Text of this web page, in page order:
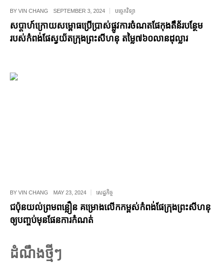
BY VIN CHANG SEPTEMBER 3, 2024 បច្ចេកវិទ្យា
សប្តាហ៍ក្រោយសម្ពោធប្រើប្រាស់ផ្លូវការចំណតផែកុងតឺន័របន្ថែម
របស់កំពង់ផែស្វយ័តក្រុងព្រះសីហនុ តម្លៃ៧៦០លានដុល្លារ
BY VIN CHANG MAY 23, 2024 សេដ្ឋកិច្ច
ជប៉ុនយល់ព្រមពន្លឿន គម្រោងលើកកម្ពស់កំពង់ផែក្រុងព្រះសីហនុ
ឲ្យបញ្ចប់មុនផែនការកំណត់
ដំណឹងថ្មីៗ